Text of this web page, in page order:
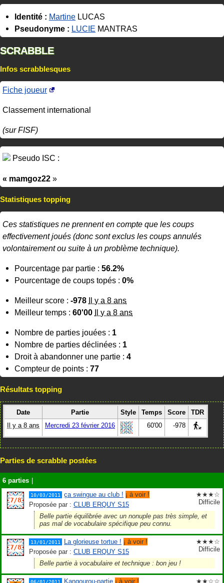
Identité : Martine LUCAS
Pseudonyme : LUCIE MANTRAS
SCRABBLE
Infos scrabblesques
Fiche joueur
Classement international
(sur FISF)
Pseudo ISC :
« mamgoz22 »
Statistiques topping
Ces statistiques ne prennent en compte que les coups
effectivement joués (donc sont exclus les coups annulés
volontairement ou suite à un problème technique).
Pourcentage par partie : 56.2%
Pourcentage de coups topés : 0%
Meilleur score : -978 Il y a 8 ans
Meilleur temps : 60'00 Il y a 8 ans
Nombre de parties jouées : 1
Nombre de parties déclinées : 1
Droit à abandonner une partie : 4
Compteur de points : 77
Résultats topping
Date Partie Style Temps Score
TDR
Il y a 8 ans
Mercredi 23 février 2016 60'00 -978
Parties de scrabble postées
6 parties
10/03/2011 ça swingue au club ! ¡ à voir !
★★★☆
Difficile
Proposée par : CLUB ERQUY S15
Belle partie équilibrée avec un nonuple pas très simple, et
pas mal de vocabulaire spécifique peu connu.
13/01/2011 La glorieuse tortue ! ¡ à voir !
★★★☆
Difficile
Proposée par : CLUB ERQUY S15
Belle partie à vocabulaire et technique : bon jeu !
06/01/2011 Kangourou-partie ¡ à voir ! ★★☆☆